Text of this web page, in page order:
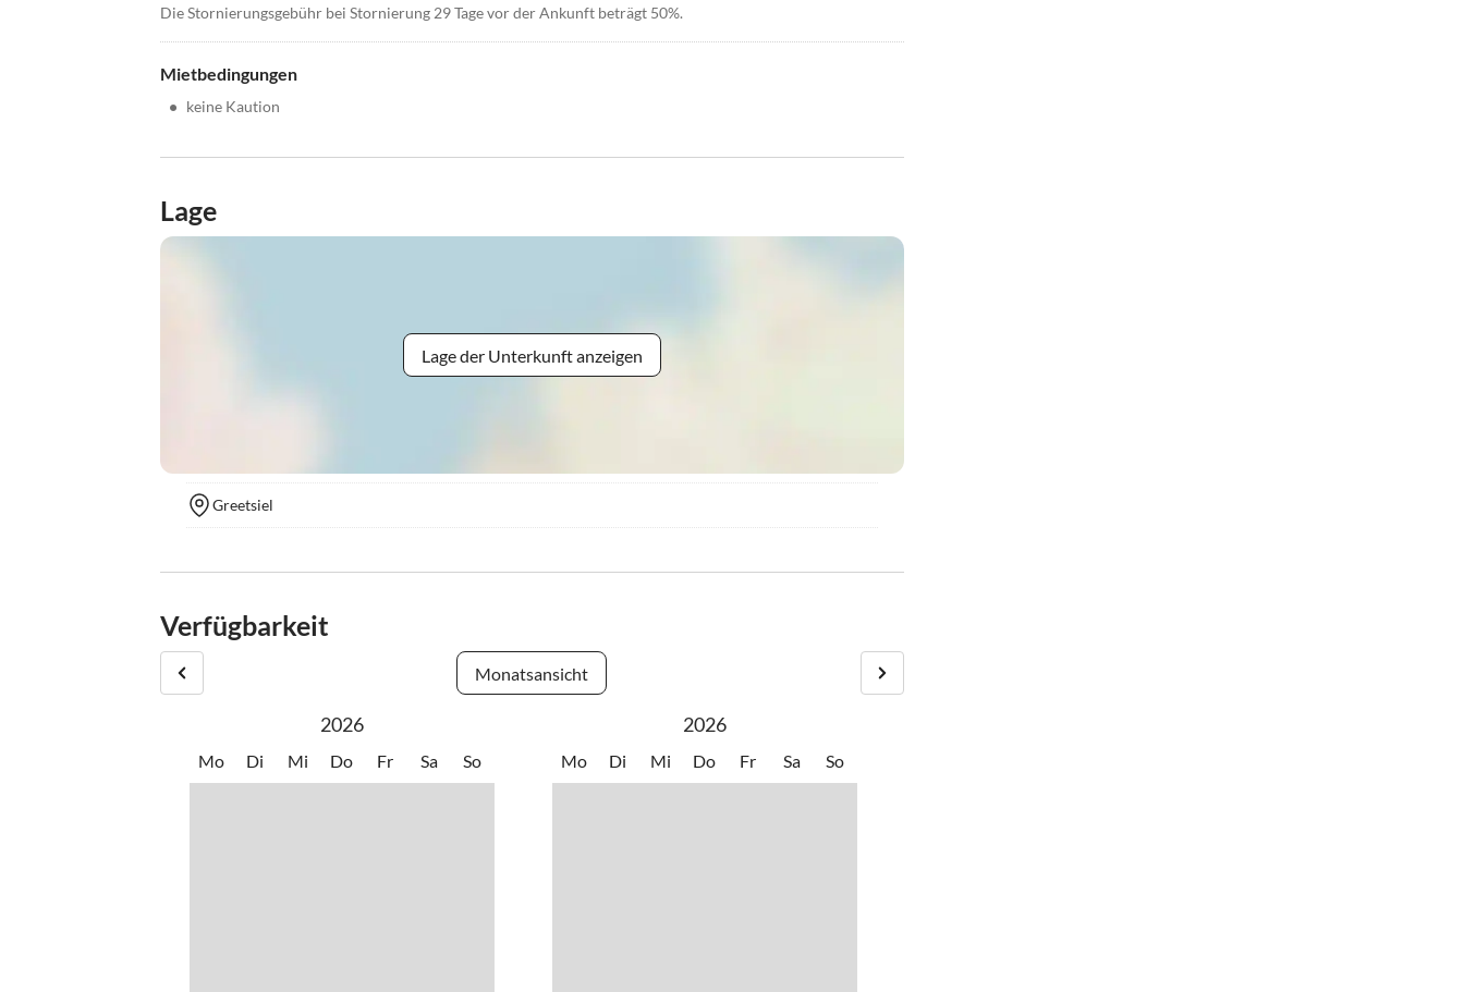
Die Stornierungsgebühr bei Stornierung 29 Tage vor der Ankunft beträgt 50%.
Mietbedingungen
• keine Kaution
Lage
Lage der Unterkunft anzeigen
Greetsiel
Verfügbarkeit
Monatsansicht
2026
Mo Di Mi Do Fr Sa So
2026
Mo Di Mi Do Fr Sa So